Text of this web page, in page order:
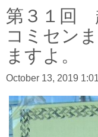
第３１回
コミセン
ますよ。
October 13, 2019